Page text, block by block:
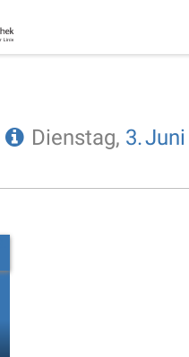
Dienstag, 3.Juni